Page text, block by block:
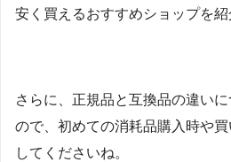
安く買えるおすすめショップを紹
さらに、正規品と互換品の違い
ので、初めての消耗品購入時や
してくださいね。